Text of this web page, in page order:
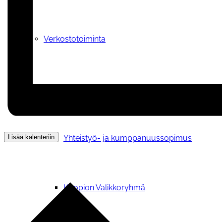
Verkostotoiminta
Yhteistyö- ja kumppanuussopimus
Kuopion Valikkoryhmä
Lisää kalenteriin